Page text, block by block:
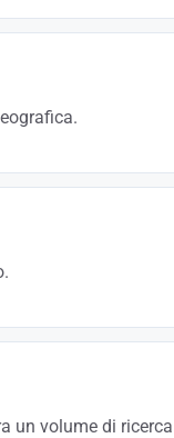
un cliente ricorrente
»: queste query ad
team. Un sito ben
un volume di